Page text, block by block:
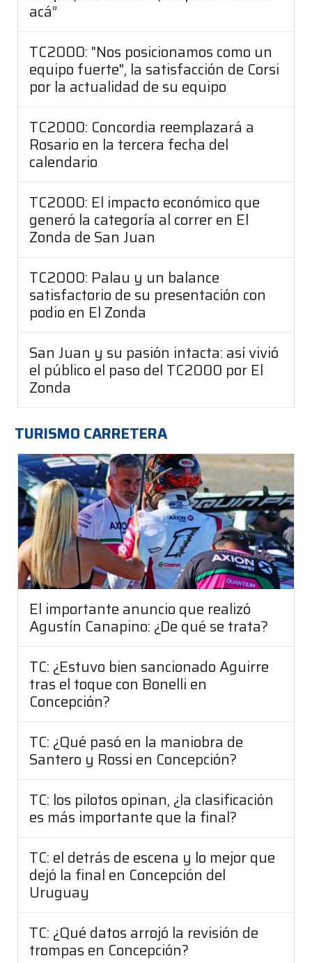
acá”
TC2000: "Nos posicionamos como un
equipo fuerte", la satisfacción de Corsi
por la actualidad de su equipo
TC2000: Concordia reemplazará a
Rosario en la tercera fecha del
calendario
TC2000: El impacto económico que
generó la categoría al correr en El
Zonda de San Juan
TC2000: Palau y un balance
satisfactorio de su presentación con
podio en El Zonda
San Juan y su pasión intacta: así vivió
el público el paso del TC2000 por El
Zonda
TURISMO CARRETERA
El importante anuncio que realizó
Agustín Canapino: ¿De qué se trata?
TC: ¿Estuvo bien sancionado Aguirre
tras el toque con Bonelli en
Concepción?
TC: ¿Qué pasó en la maniobra de
Santero y Rossi en Concepción?
TC: los pilotos opinan, ¿la clasificación
es más importante que la final?
TC: el detrás de escena y lo mejor que
dejó la final en Concepción del
Uruguay
TC: ¿Qué datos arrojó la revisión de
trompas en Concepción?